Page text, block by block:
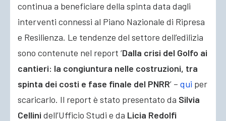
continua a beneficiare della spinta data dagli
interventi connessi al Piano Nazionale di Ripresa
e Resilienza. Le tendenze del settore dell’edilizia
sono contenute nel report ‘Dalla crisi del Golfo ai
cantieri: la congiuntura nelle costruzioni, tra
spinta dei costi e fase finale del PNRR’ – qui per
scaricarlo. Il report è stato presentato da Silvia
Cellini dell’Ufficio Studi e da Licia Redolfi